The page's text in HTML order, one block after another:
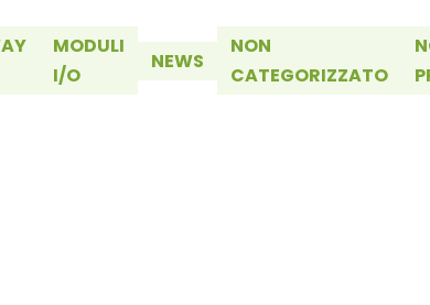
MODULI
I/O
NEWS
NON
CATEGORIZZATO